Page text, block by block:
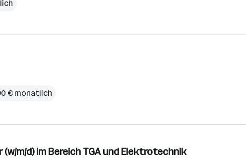
€ monatlich
m/d) im Bereich TGA und Elektrotechnik